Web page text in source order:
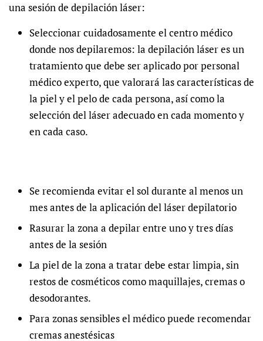
una sesión de depilación láser:
Seleccionar cuidadosamente el centro médico
donde nos depilaremos: la depilación láser es un
tratamiento que debe ser aplicado por personal
médico experto, que valorará las características de
la piel y el pelo de cada persona, así como la
selección del láser adecuado en cada momento y
en cada caso.
Se recomienda evitar el sol durante al menos un
mes antes de la aplicación del láser depilatorio
Rasurar la zona a depilar entre uno y tres días
antes de la sesión
La piel de la zona a tratar debe estar limpia, sin
restos de cosméticos como maquillajes, cremas o
desodorantes.
Para zonas sensibles el médico puede recomendar
cremas anestésicas